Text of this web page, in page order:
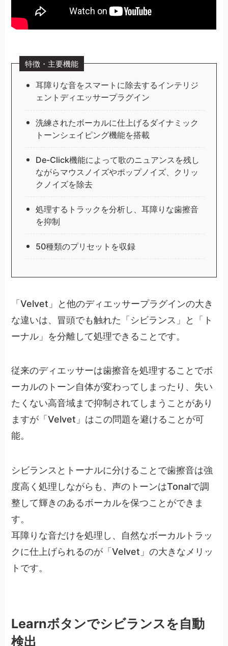
特徴・主要機能
耳障りな音をスマートに除去するインテリジ
ェントディエッサープラグイン
洗練されたボーカルに仕上げるダイナミック
トーンシェイピング機能を搭載
De-Click機能によって歌のニュアンスを残し
ながらマウスノイズやポップノイズ、クリッ
クノイズを除去
処理するトラックを分析し、耳障りな歯擦音
を抑制
50種類のプリセットを収録
「Velvet」と他のディエッサープラグインの大き
な違いは、冒頭でも触れた「シビランス」と「ト
ーナル」を分離して処理できることです。
従来のディエッサーは歯擦音を処理することでボ
ーカルのトーン自体が変わってしまったり、失い
たくない高音域まで抑制されてしまうことがあり
ますが「Velvet」はこの問題を避けることが可
能。
シビランスとトーナルに分けることで歯擦音は強
度高く処理しながらも、声のトーンはTonalで調
整して輝きのあるボーカルを保つことができま
す。
耳障りな音だけを処理し、自然なボーカルトラッ
クに仕上げられるのが「Velvet」の大きなメリッ
トです。
Learnボタンでシビランスを自動
検出